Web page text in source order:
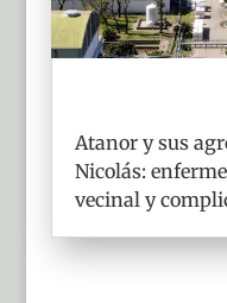
Atanor y sus
Nicolás:
vecinal y